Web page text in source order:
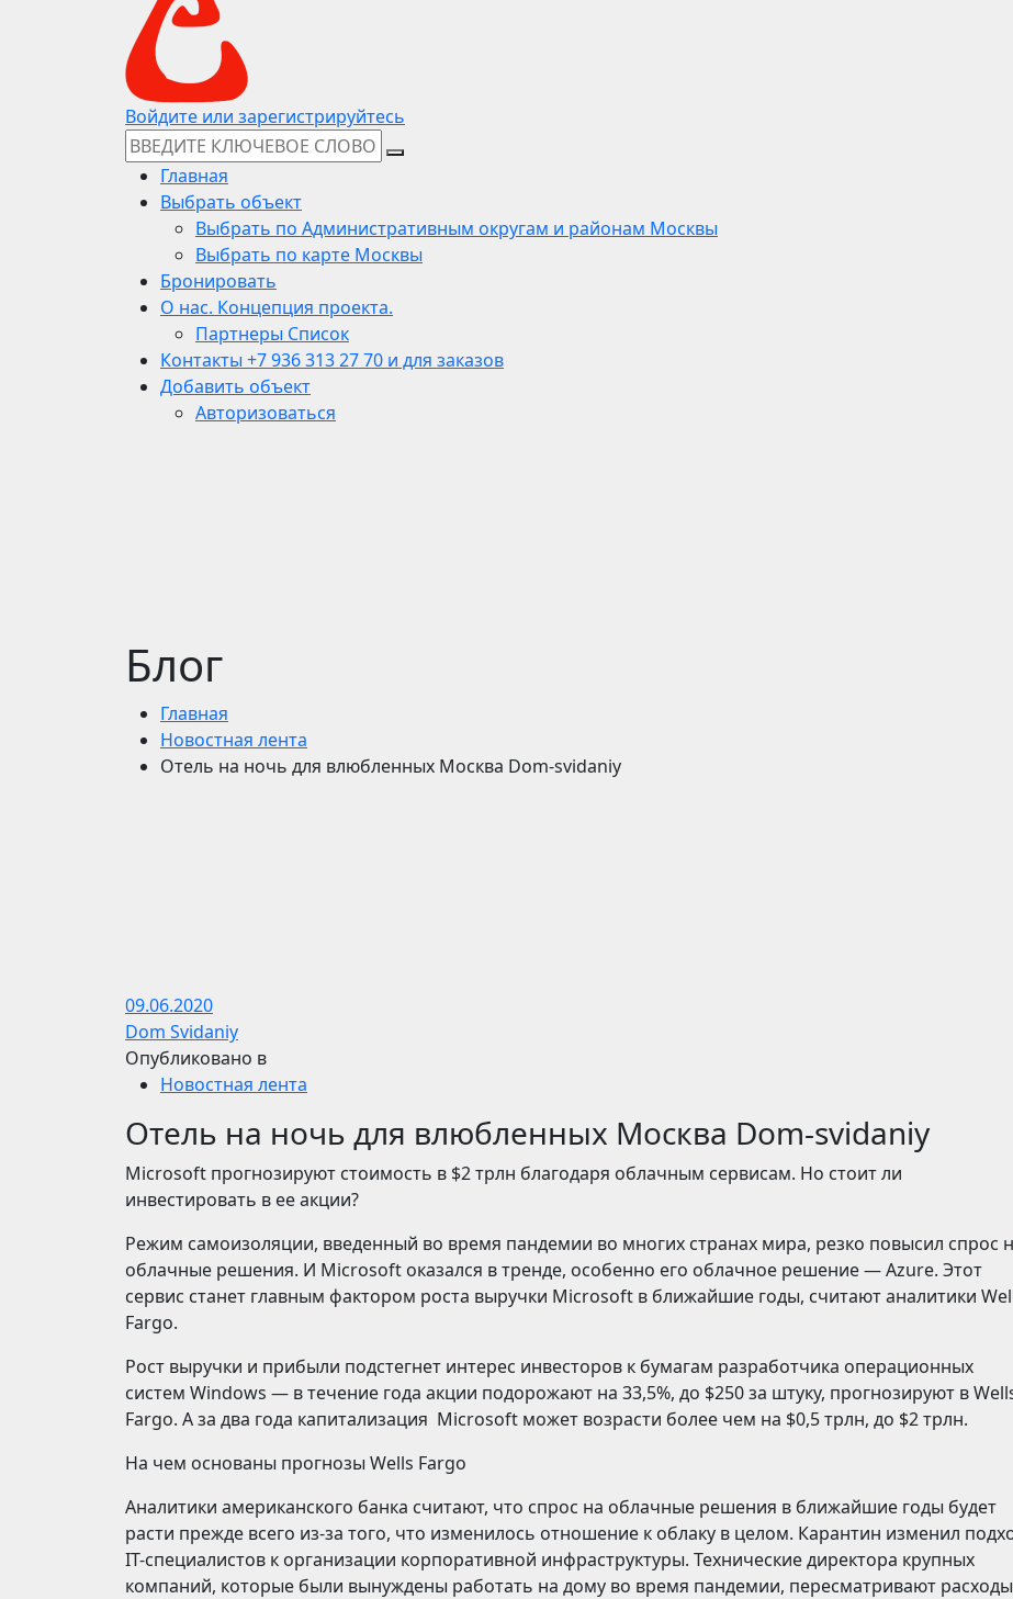
Войдите или зарегистрируйтесь
Главная
Выбрать объект
Выбрать по Административным округам и районам Москвы
Выбрать по карте Москвы
Бронировать
О нас. Концепция проекта.
Партнеры Список
Контакты +7 936 313 27 70 и для заказов
Добавить объект
Авторизоваться
Блог
Главная
Новостная лента
Отель на ночь для влюбленных Москва Dom-svidaniy
09.06.2020
Dom Svidaniy
Опубликовано в
Новостная лента
Отель на ночь для влюбленных Москва Dom-svidaniy
​​Microsoft прогнозируют стоимость в $2 трлн благодаря облачным сервисам. Но стоит ли
инвестировать в ее акции?
Режим самоизоляции, введенный во время пандемии во многих странах мира, резко повысил спрос
облачные решения. И Microsoft оказался в тренде, особенно его облачное решение — Azure. Этот
сервис станет главным фактором роста выручки Microsoft в ближайшие годы, считают аналитики
Fargo.
Рост выручки и прибыли подстегнет интерес инвесторов к бумагам разработчика операционных
систем Windows — в течение года акции подорожают на 33,5%, до $250 за штуку, прогнозируют в
Fargo. А за два года капитализация Microsoft может возрасти более чем на $0,5 трлн, до $2 трлн.
На чем основаны прогнозы Wells Fargo
Аналитики американского банка считают, что спрос на облачные решения в ближайшие годы будет
расти прежде всего из-за того, что изменилось отношение к облаку в целом. Карантин изменил
IT-специалистов к организации корпоративной инфраструктуры. Технические директора крупных
компаний, которые были вынуждены работать на дому во время пандемии, пересматривают расходы